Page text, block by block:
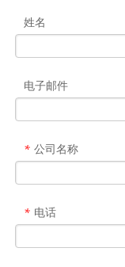
姓名
电子邮件
* 公司名称
* 电话